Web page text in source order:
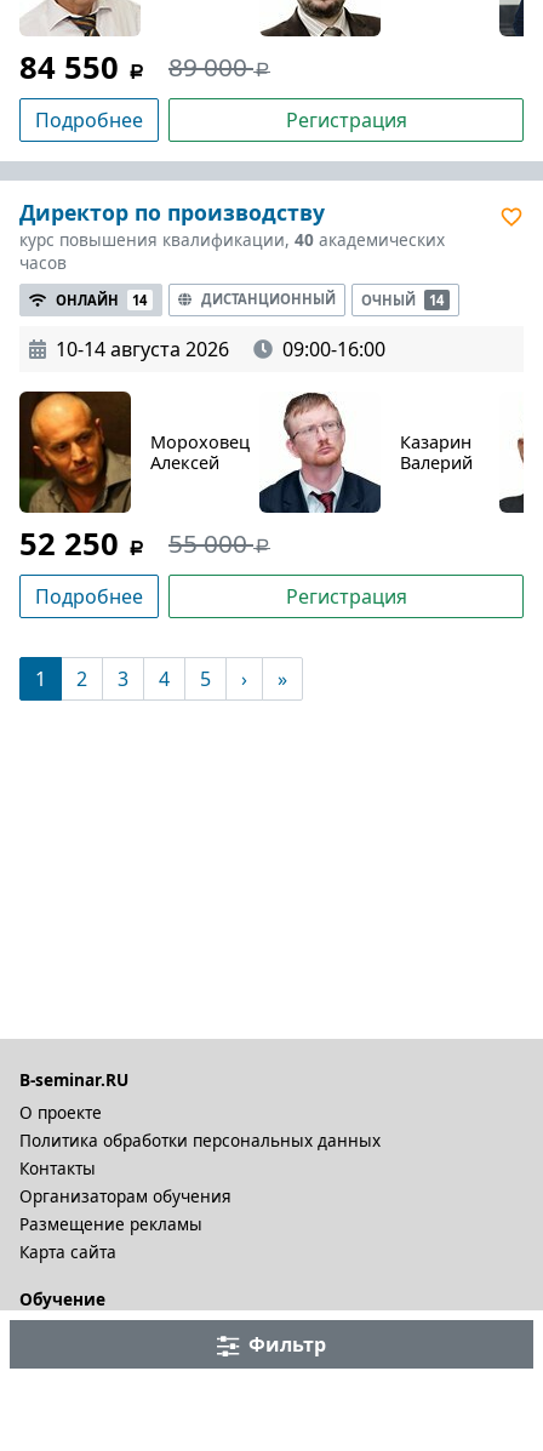
Фильтр
84 550 89 000
Подробнее Регистрация
Директор по производству
курс повышения квалификации, 40 академических
часов
ОНЛАЙН 14 ДИСТАНЦИОННЫЙ ОЧНЫЙ 14
10-14 августа 2026 09:00-16:00
Мороховец
Алексей
Казарин
Валерий
52 250 55 000
Подробнее Регистрация
1 (текущая)
2 3 4 5 › »
B-seminar.RU
О проекте
Политика обработки персональных данных
Контакты
Организаторам обучения
Размещение рекламы
Карта сайта
Обучение
Дистационное обучение и видеокурсы